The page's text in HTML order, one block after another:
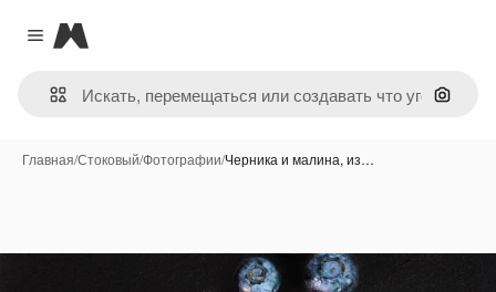
Close menu
Magnific
Поиск
Главная/Стоковый/Фотографии/Черника и малина, из…